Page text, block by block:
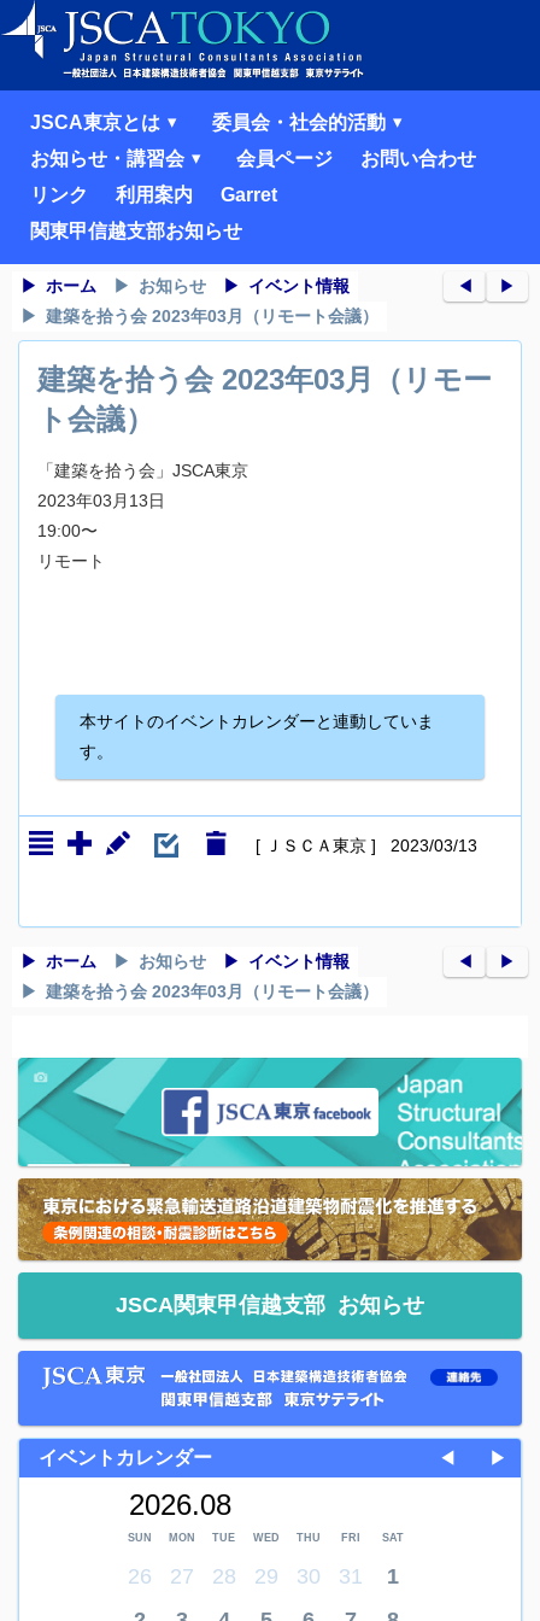
JSCA東京とは
委員会・社会的活動
お知らせ・講習会
会員ページ
お問い合わせ
リンク
利用案内
Garret
関東甲信越支部お知らせ
ホーム お知らせ
イベント情報
建築を拾う会 2023年03月（リモート会議）
◀︎ ▶︎
建築を拾う会 2023年03月（リモー
ト会議）
「建築を拾う会」JSCA東京
2023年03月13日
19:00〜
リモート
本サイトのイベントカレンダーと連動していま
す。
[ ＪＳＣＡ東京 ] 2023/03/13
ホーム お知らせ
イベント情報
建築を拾う会 2023年03月（リモート会議）
◀︎ ▶︎
JSCA関東甲信越支部 お知らせ
イベントカレンダー ◀ ▶
2026.08
SUN MON TUE WED THU FRI SAT
26 27 28 29 30 31
1